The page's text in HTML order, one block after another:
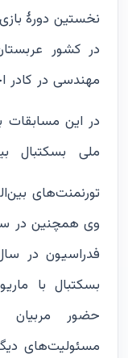
مهندسی در کادر
در این
تورنمنت‌های
وی همچنین در
بسکتبال با
حضور مربیان
مسئولیت‌های